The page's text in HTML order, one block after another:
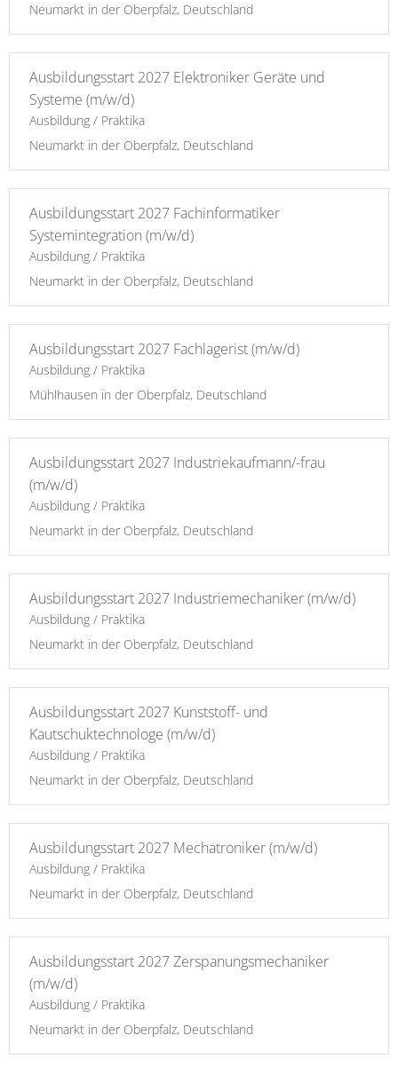
Neumarkt in der Oberpfalz, Deutschland
Ausbildungsstart 2027 Elektroniker Geräte und
Systeme (m/w/d)
Ausbildung / Praktika
Neumarkt in der Oberpfalz, Deutschland
Ausbildungsstart 2027 Fachinformatiker
Systemintegration (m/w/d)
Ausbildung / Praktika
Neumarkt in der Oberpfalz, Deutschland
Ausbildungsstart 2027 Fachlagerist (m/w/d)
Ausbildung / Praktika
Mühlhausen in der Oberpfalz, Deutschland
Ausbildungsstart 2027 Industriekaufmann/-frau
(m/w/d)
Ausbildung / Praktika
Neumarkt in der Oberpfalz, Deutschland
Ausbildungsstart 2027 Industriemechaniker (m/w/d)
Ausbildung / Praktika
Neumarkt in der Oberpfalz, Deutschland
Ausbildungsstart 2027 Kunststoff- und
Kautschuktechnologe (m/w/d)
Ausbildung / Praktika
Neumarkt in der Oberpfalz, Deutschland
Ausbildungsstart 2027 Mechatroniker (m/w/d)
Ausbildung / Praktika
Neumarkt in der Oberpfalz, Deutschland
Ausbildungsstart 2027 Zerspanungsmechaniker
(m/w/d)
Ausbildung / Praktika
Neumarkt in der Oberpfalz, Deutschland